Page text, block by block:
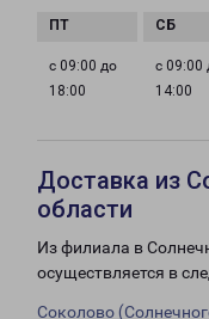
с 09:00 до
18:00
с 09:00
14:00
Доставка из
области
Из филиала в
осуществляется в
Соколово